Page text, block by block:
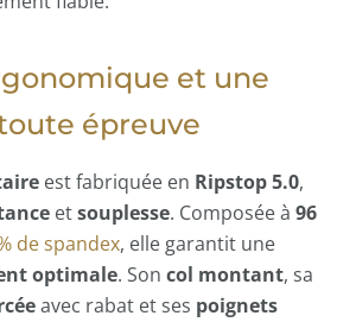
et une
épreuve
est fabriquée en Ripstop 5.0,
etsouplesse. Composée à 96
de spandex, elle garantit une
optimale. Son col montant, sa
avec rabat et ses poignets